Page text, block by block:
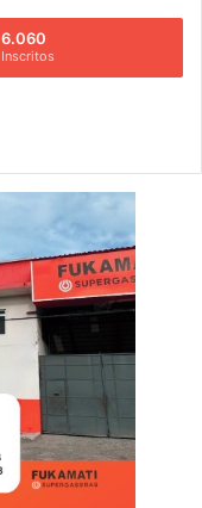
6.060
Inscritos